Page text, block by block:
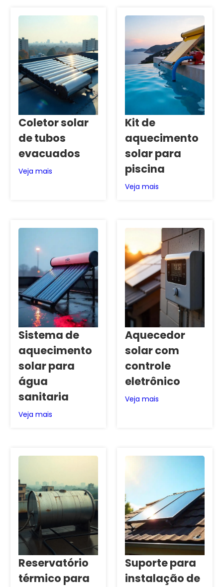
Coletor solar
de tubos
evacuados
Veja mais
Kit de
aquecimento
solar para
piscina
Veja mais
Sistema de
aquecimento
solar para
água
sanitaria
Veja mais
Aquecedor
solar com
controle
eletrônico
Veja mais
Reservatório
térmico para
Suporte para
instalação de